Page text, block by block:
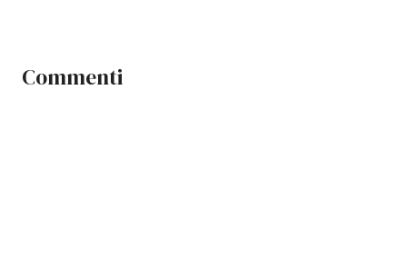
Commenti